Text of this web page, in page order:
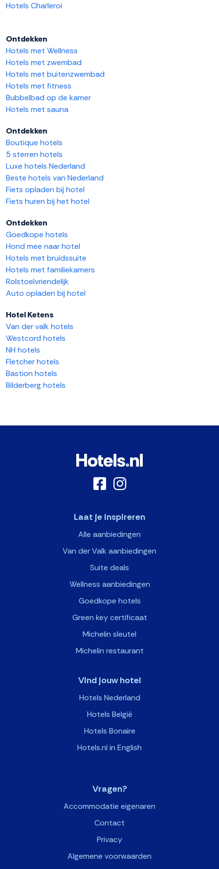
Hotels Charleroi
Ontdekken
Hotels met Wellness
Hotels met zwembad
Hotels met buitenzwembad
Hotels met fitness
Bubbelbad op de kamer
Hotels met sauna
Ontdekken
Boutique hotels
5 sterren hotels
Luxe hotels Nederland
Beste hotels van Nederland
Fiets opladen bij hotel
Fiets huren bij het hotel
Ontdekken
Goedkope hotels
Hond mee naar hotel
Hotels met bruidssuite
Hotels met familiekamers
Rolstoelvriendelijk
Auto opladen bij hotel
Hotel Ketens
Van der valk hotels
Westcord hotels
NH hotels
Fletcher hotels
Bastion hotels
Bilderberg hotels
Laat je inspireren
Alle aanbiedingen
Van der Valk aanbiedingen
Suite deals
Wellness aanbiedingen
Goedkope hotels
Green key certificaat
Michelin sleutel
Michelin restaurant
Vind jouw hotel
Hotels Nederland
Hotels België
Hotels Bonaire
Hotels.nl in English
>
Vragen?
Accommodatie eigenaren
Contact
Privacy
Algemene voorwaarden